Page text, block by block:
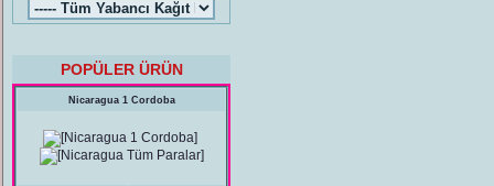
POPÜLER ÜRÜN
Nicaragua 1 Cordoba